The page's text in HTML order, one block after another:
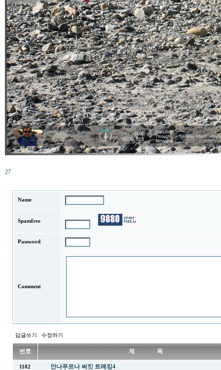
27
Name
Spamfree
Password
Comment
답글쓰기 수정하기
번호 제 목
1182 안나푸르나 써킷 트레킹4